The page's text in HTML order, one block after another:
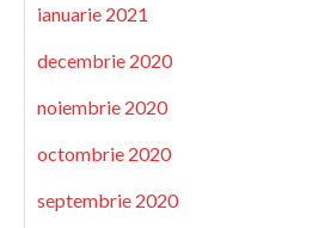
ianuarie 2021
decembrie 2020
noiembrie 2020
octombrie 2020
septembrie 2020